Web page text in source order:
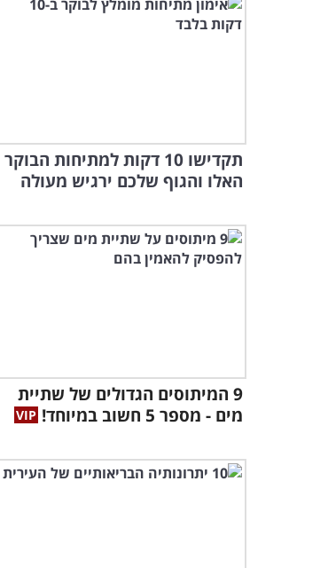
תקדישו 10 דקות למתיחות הבוקר
האלו והגוף שלכם ירגיש מעולה
9 המיתוסים הגדולים של שתיית
מים - מספר 5 חשוב במיוחד!